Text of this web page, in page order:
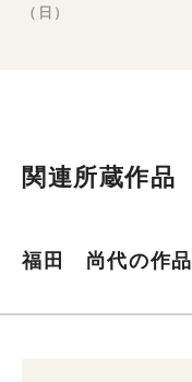
（日）
関連所蔵作品
福田 尚代の作品